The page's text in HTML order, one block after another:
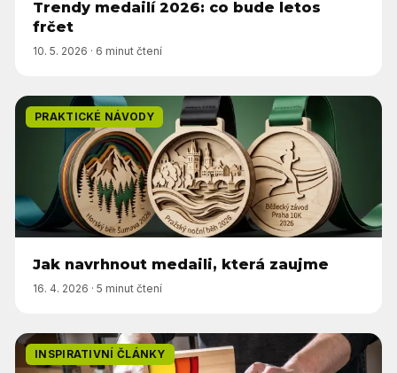
Trendy medailí 2026: co bude letos
frčet
10. 5. 2026 · 6 minut čtení
PRAKTICKÉ NÁVODY
Jak navrhnout medaili, která zaujme
16. 4. 2026 · 5 minut čtení
INSPIRATIVNÍ ČLÁNKY